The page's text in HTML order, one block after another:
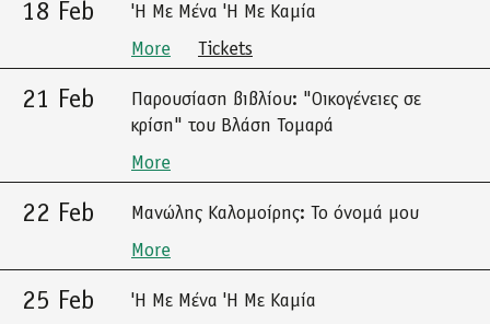
18 Feb
'Η Με Μένα 'Η Με Καμία
More
Tickets
21 Feb
Παρουσίαση βιβλίου: "Οικογένειες σε
κρίση" του Βλάση Τομαρά
More
22 Feb
Μανώλης Καλομοίρης: Το όνομά μου
More
25 Feb
'Η Με Μένα 'Η Με Καμία